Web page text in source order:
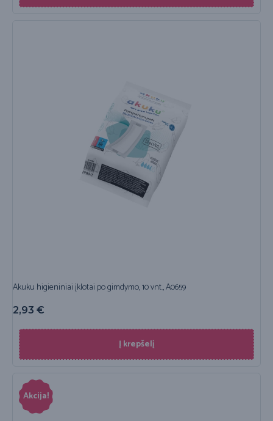
Akuku higieniniai įklotai po gimdymo, 10 vnt., A0659
2,93 €
Į krepšelį
Akcija!